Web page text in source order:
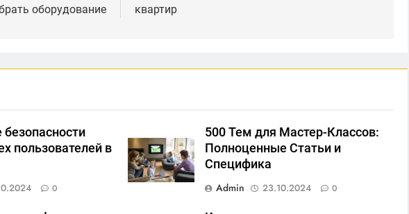
оборудование
квартир
пользователей в
0
500 Тем для Мастер-Классов:
Полноценные Статьи и
Специфика
Admin
23.10.2024 0